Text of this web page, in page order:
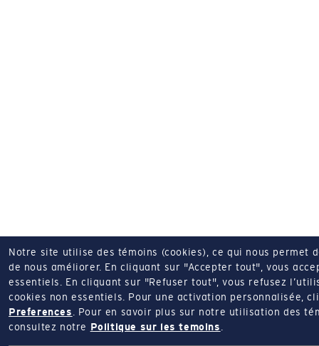
Notre site utilise des témoins (cookies), ce qui nous permet
de nous améliorer. En cliquant sur "Accepter tout", vous
essentiels.
En cliquant sur "Refuser tout", vous refusez
cookies non essentiels.
Pour une activation personnalisée,
Preferences
Pour en savoir plus sur notre utilisation des
consultez notre Politique sur les temoins